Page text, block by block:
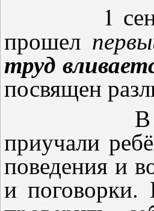
1
прошел
труд
посвящен
В
приучали
поведения и
и поговорки.